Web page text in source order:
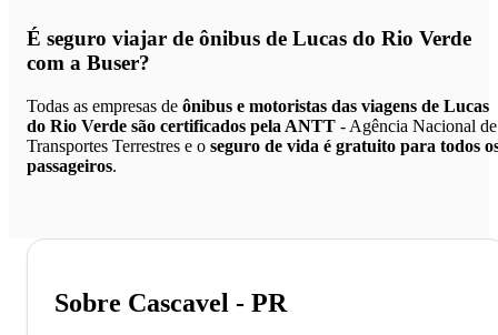
É seguro viajar de ônibus de Lucas do Rio Verde
com a Buser?
Todas as empresas de ônibus e motoristas das viagens de Lucas
do Rio Verde são certificados pela ANTT - Agência Nacional de
Transportes Terrestres e o seguro de vida é gratuito para todos
passageiros.
Sobre Cascavel - PR